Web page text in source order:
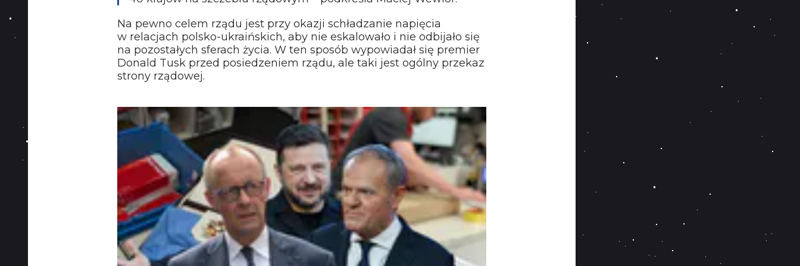
Na pewno celem rządu jest przy okazji schładzanie napięcia
w relacjach polsko-ukraińskich, aby nie eskalowało i nie odbijało się
na pozostałych sferach życia. W ten sposób wypowiadał się premier
Donald Tusk przed posiedzeniem rządu, ale taki jest ogólny przekaz
strony rządowej.